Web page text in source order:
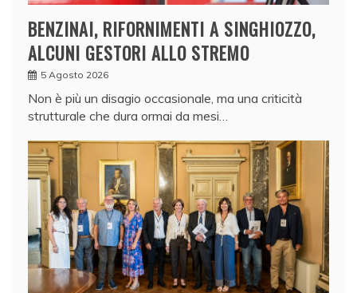
BENZINAI, RIFORNIMENTI A SINGHIOZZO,
ALCUNI GESTORI ALLO STREMO
5 Agosto 2026
Non è più un disagio occasionale, ma una criticità
strutturale che dura ormai da mesi…